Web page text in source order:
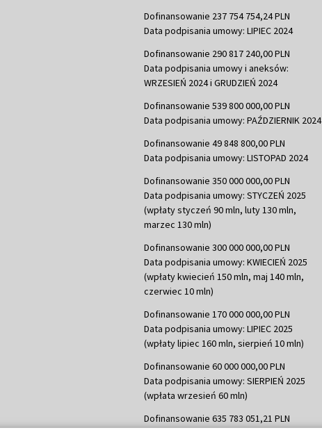
Dofinansowanie 237 754 754,24 PLN
Data podpisania umowy: LIPIEC 2024
Dofinansowanie 290 817 240,00 PLN
Data podpisania umowy i aneksów:
WRZESIEŃ 2024 i GRUDZIEŃ 2024
Dofinansowanie 539 800 000,00 PLN
Data podpisania umowy: PAŹDZIERNIK 2024
Dofinansowanie 49 848 800,00 PLN
Data podpisania umowy: LISTOPAD 2024
Dofinansowanie 350 000 000,00 PLN
Data podpisania umowy: STYCZEŃ 2025
(wpłaty styczeń 90 mln, luty 130 mln,
marzec 130 mln)
Dofinansowanie 300 000 000,00 PLN
Data podpisania umowy: KWIECIEŃ 2025
(wpłaty kwiecień 150 mln, maj 140 mln,
czerwiec 10 mln)
Dofinansowanie 170 000 000,00 PLN
Data podpisania umowy: LIPIEC 2025
(wpłaty lipiec 160 mln, sierpień 10 mln)
Dofinansowanie 60 000 000,00 PLN
Data podpisania umowy: SIERPIEŃ 2025
(wpłata wrzesień 60 mln)
Dofinansowanie 635 783 051,21 PLN